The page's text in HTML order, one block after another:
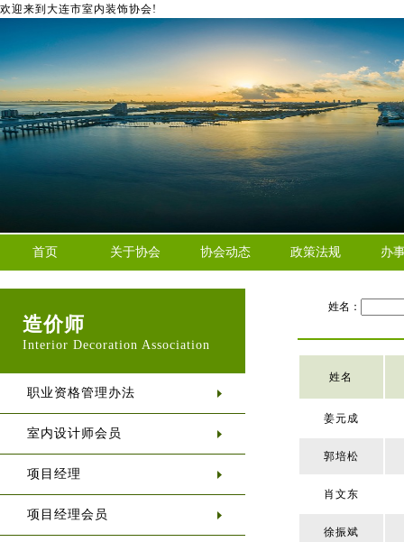
欢迎来到大连市室内装饰协会!
首页 关于协会 协会动态 政策法规 办
造价师
Interior Decoration Association
职业资格管理办法
室内设计师会员
项目经理
项目经理会员
姓名：
姓名
姜元成
郭培松
肖文东
徐振斌